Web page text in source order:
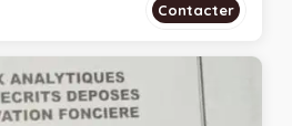
Contacter